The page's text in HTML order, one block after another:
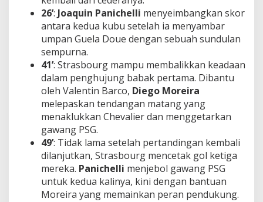
26’: Joaquin Panichelli menyeimbangkan skor
antara kedua kubu setelah ia menyambar
umpan Guela Doue dengan sebuah sundulan
sempurna.
41’: Strasbourg mampu membalikkan keadaan
dalam penghujung babak pertama. Dibantu
oleh Valentin Barco, Diego Moreira
melepaskan tendangan matang yang
menaklukkan Chevalier dan menggetarkan
gawang PSG.
49’: Tidak lama setelah pertandingan kembali
dilanjutkan, Strasbourg mencetak gol ketiga
mereka. Panichelli menjebol gawang PSG
untuk kedua kalinya, kini dengan bantuan
Moreira yang memainkan peran pendukung.